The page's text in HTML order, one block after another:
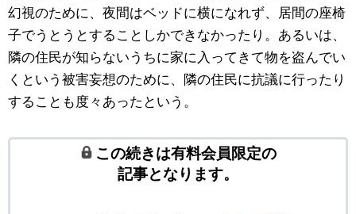
幻視のために、夜間はベッドに横になれず、居間の座椅
子でうとうとすることしかできなかったり。あるいは、
隣の住民が知らないうちに家に入ってきて物を盗んでい
くという被害妄想のために、隣の住民に抗議に行ったり
することも度々あったという。
この続きは有料会員限定の
記事となります。